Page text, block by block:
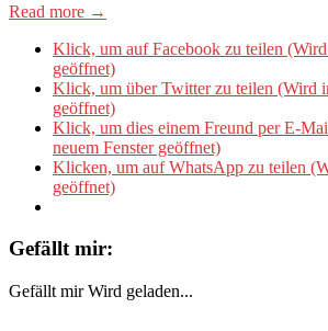
Read more →
Klick, um auf Facebook zu teilen
geöffnet)
Klick, um über Twitter zu teilen (Wird
geöffnet)
Klick, um dies einem Freund per E-
neuem Fenster geöffnet)
Klicken, um auf WhatsApp zu teilen
geöffnet)
Gefällt mir:
Gefällt mir Wird geladen...